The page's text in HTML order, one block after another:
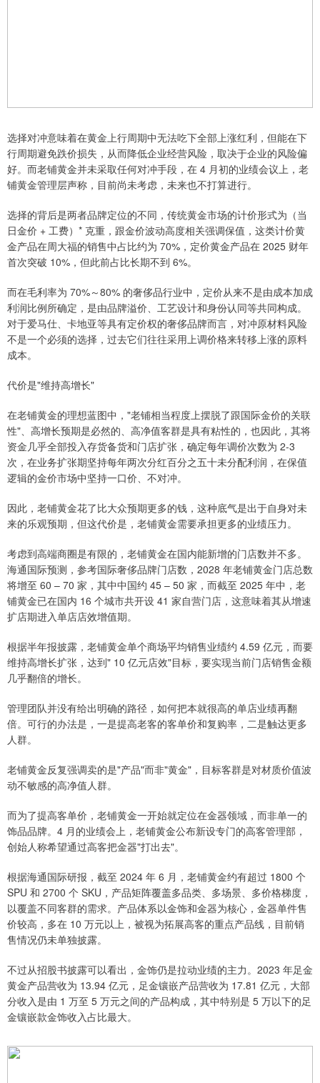
选择对冲意味着在黄金上行周期中无法吃下全部上涨红利，但能在下
行周期避免跌价损失，从而降低企业经营风险，取决于企业的风险偏
好。而老铺黄金并未采取任何对冲手段，在 4 月初的业绩会议上，老
铺黄金管理层声称，目前尚未考虑，未来也不打算进行。
选择的背后是两者品牌定位的不同，传统黄金市场的计价形式为（当
日金价 + 工费）* 克重，跟金价波动高度相关强调保值，这类计价黄
金产品在周大福的销售中占比约为 70%，定价黄金产品在 2025 财年
首次突破 10%，但此前占比长期不到 6%。
而在毛利率为 70%～80% 的奢侈品行业中，定价从来不是由成本加成
利润比例所确定，是由品牌溢价、工艺设计和身份认同等共同构成。
对于爱马仕、卡地亚等具有定价权的奢侈品牌而言，对冲原材料风险
不是一个必须的选择，过去它们往往采用上调价格来转移上涨的原料
成本。
代价是"维持高增长"
在老铺黄金的理想蓝图中，"老铺相当程度上摆脱了跟国际金价的关联
性"、高增长预期是必然的、高净值客群是具有粘性的，也因此，其将
资金几乎全部投入存货备货和门店扩张，确定每年调价次数为 2-3
次，在业务扩张期坚持每年两次分红百分之五十未分配利润，在保值
逻辑的金价市场中坚持一口价、不对冲。
因此，老铺黄金花了比大众预期更多的钱，这种底气是出于自身对未
来的乐观预期，但这代价是，老铺黄金需要承担更多的业绩压力。
考虑到高端商圈是有限的，老铺黄金在国内能新增的门店数并不多。
海通国际预测，参考国际奢侈品牌门店数，2028 年老铺黄金门店总数
将增至 60 – 70 家，其中中国约 45 – 50 家，而截至 2025 年中，老
铺黄金已在国内 16 个城市共开设 41 家自营门店，这意味着其从增速
扩店期进入单店店效增值期。
根据半年报披露，老铺黄金单个商场平均销售业绩约 4.59 亿元，而要
维持高增长扩张，达到" 10 亿元店效"目标，要实现当前门店销售金额
几乎翻倍的增长。
管理团队并没有给出明确的路径，如何把本就很高的单店业绩再翻
倍。可行的办法是，一是提高老客的客单价和复购率，二是触达更多
人群。
老铺黄金反复强调卖的是"产品"而非"黄金"，目标客群是对材质价值波
动不敏感的高净值人群。
而为了提高客单价，老铺黄金一开始就定位在金器领域，而非单一的
饰品品牌。4 月的业绩会上，老铺黄金公布新设专门的高客管理部，
创始人称希望通过高客把金器"打出去"。
根据海通国际研报，截至 2024 年 6 月，老铺黄金约有超过 1800 个
SPU 和 2700 个 SKU，产品矩阵覆盖多品类、多场景、多价格梯度，
以覆盖不同客群的需求。产品体系以金饰和金器为核心，金器单件售
价较高，多在 10 万元以上，被视为拓展高客的重点产品线，目前销
售情况仍未单独披露。
不过从招股书披露可以看出，金饰仍是拉动业绩的主力。2023 年足金
黄金产品营收为 13.94 亿元，足金镶嵌产品营收为 17.81 亿元，大部
分收入是由 1 万至 5 万元之间的产品构成，其中特别是 5 万以下的足
金镶嵌款金饰收入占比最大。